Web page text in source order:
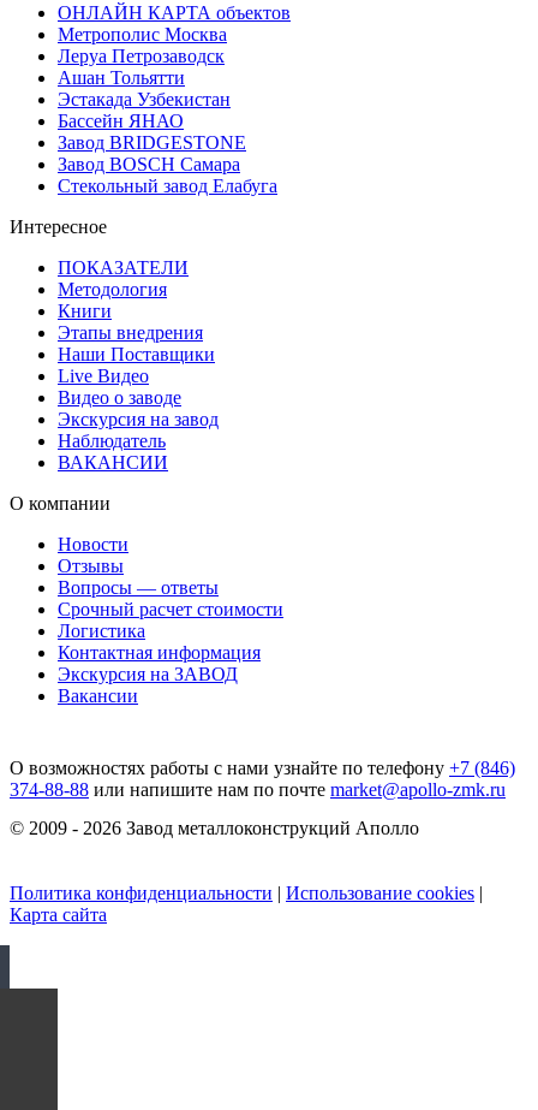
ОНЛАЙН КАРТА объектов
Метрополис Москва
Леруа Петрозаводск
Ашан Тольятти
Эстакада Узбекистан
Бассейн ЯНАО
Завод BRIDGESTONE
Завод BOSCH Самара
Стекольный завод Елабуга
Интересное
ПОКАЗАТЕЛИ
Методология
Книги
Этапы внедрения
Наши Поставщики
Live Видео
Видео о заводе
Экскурсия на завод
Наблюдатель
ВАКАНСИИ
О компании
Новости
Отзывы
Вопросы — ответы
Срочный расчет стоимости
Логистика
Контактная информация
Экскурсия на ЗАВОД
Вакансии
О возможностях работы с нами узнайте по телефону +7 (846)
374-88-88 или напишите нам по почте market@apollo-zmk.ru
© 2009 - 2026 Завод металлоконструкций Аполло
Политика конфиденциальности | Использование cookies |
Карта сайта